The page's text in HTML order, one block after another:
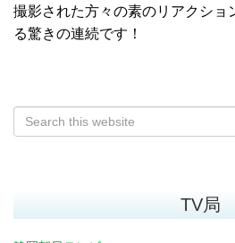
撮影された方々の素のリアクショ
る驚きの連続です！
TV局